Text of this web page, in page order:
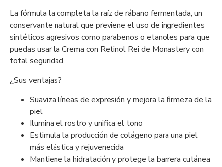
La fórmula la completa la raíz de rábano fermentada, un
conservante natural que previene el uso de ingredientes
sintéticos agresivos como parabenos o etanoles para que
puedas usar la Crema con Retinol Rei de Monastery con
total seguridad.
¿Sus ventajas?
Suaviza líneas de expresión y mejora la firmeza de la
piel
Ilumina el rostro y unifica el tono
Estimula la producción de colágeno para una piel
más elástica y rejuvenecida
Mantiene la hidratación y protege la barrera cutánea